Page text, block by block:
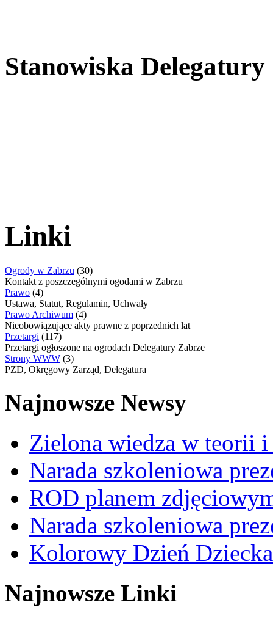
Stanowiska
Linki
Ogrody w Zabrzu (30)
Kontakt z poszczególnymi ogodami w Zabrzu
Prawo (4)
Ustawa, Statut, Regulamin, Uchwały
Prawo Archiwum (4)
Nieobowiązujące akty prawne z poprzednich lat
Przetargi (117)
Przetargi ogłoszone na ogrodach Delegatury Zabrze
Strony WWW (3)
PZD, Okręgowy Zarząd, Delegatura
Najnowsze Newsy
Zielona wiedza w teorii
Narada szkoleniowa
ROD planem
Narada szkoleniowa
Kolorowy Dzień
Najnowsze Linki